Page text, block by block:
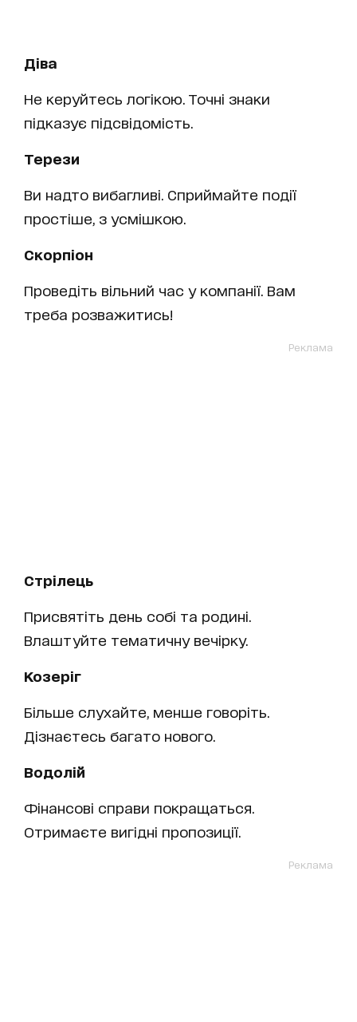
Діва
Не керуйтесь логікою. Точні знаки
підказує підсвідомість.
Терези
Ви надто вибагливі. Сприймайте події
простіше, з усмішкою.
Скорпіон
Проведіть вільний час у компанії. Вам
треба розважитись!
Реклама
Стрілець
Присвятіть день собі та родині.
Влаштуйте тематичну вечірку.
Козеріг
Більше слухайте, менше говоріть.
Дізнаєтесь багато нового.
Водолій
Фінансові справи покращаться.
Отримаєте вигідні пропозиції.
Реклама